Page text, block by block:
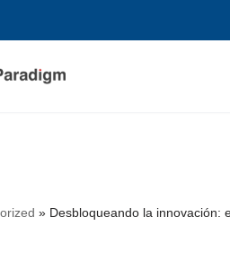
» Desbloqueando la innovación: